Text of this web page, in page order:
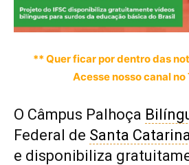
** Quer ficar por dentro das
Acesse nosso canal no
O Câmpus Palhoça
Federal de Santa
e disponibiliza